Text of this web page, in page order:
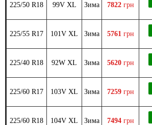
225/50 R18 99V XL Зима 7822 грн
225/55 R17 101V XL Зима 5761 грн
225/40 R18 92W XL Зима 5620 грн
225/60 R17 103V XL Зима 7259 грн
225/60 R18 104V XL Зима 7494 грн